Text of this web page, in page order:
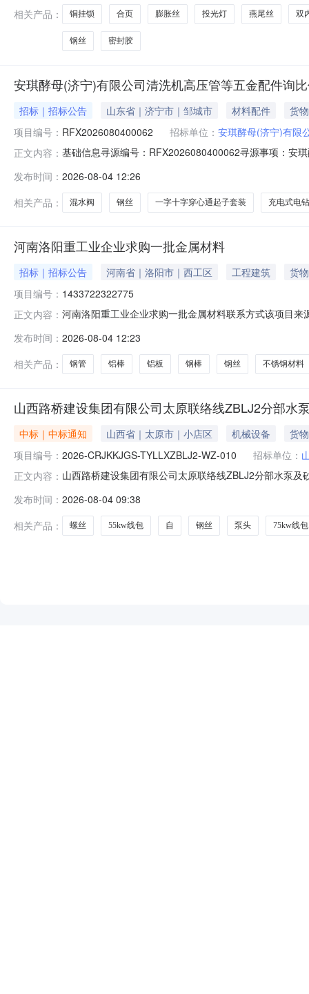
相关产品：
铜挂锁 合页 膨胀丝 投光灯 燕尾丝 双
钢丝 密封胶
安琪酵母(济宁)有限公司清洗机高压管等五金配件询
招标｜招标公告 山东省｜济宁市｜邹城市 材料配件
货物
项目编号： RFX2026080400062 招标单位： 安琪酵母(济宁)有限
正文内容： 基础信息寻源编号：RFX2026080400062寻源事项：安
数量单位供应商编码供应商名称中标数量中标金额中标
发布时间： 2026-08-04 12:26
相关产品：
混水阀 钢丝 一字十字穿心通起子套装 充电式电钻
河南洛阳重工业企业求购一批金属材料
招标｜招标公告 河南省｜洛阳市｜西工区 工程建筑
货物
项目编号： 1433722322775
正文内容： 河南洛阳重工业企业求购一批金属材料联系方式该项目
350余吨，诚寻厂家供应商报价合作。采购需求：物资涵
发布时间： 2026-08-04 12:23
相关产品：
钢管 铝棒 铝板 钢棒 钢丝 不锈钢材料
山西路桥建设集团有限公司太原联络线ZBLJ2分部水
中标｜中标通知 山西省｜太原市｜小店区 机械设备
货物
项目编号： 2026-CRJKKJGS-TYLLXZBLJ2-WZ-010 招标单位：
正文内容： 山西路桥建设集团有限公司太原联络线ZBLJ2分部水泵
接采购项目招标人：山西路桥建设集团有限公司太原联
发布时间： 2026-08-04 09:38
相关产品：
螺丝 55kw线包 自 钢丝 泵头 75kw线包